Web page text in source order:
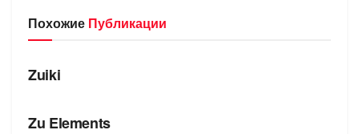
Похожие Публикации
БРЕНДЫ
Zuiki
Zu Elements